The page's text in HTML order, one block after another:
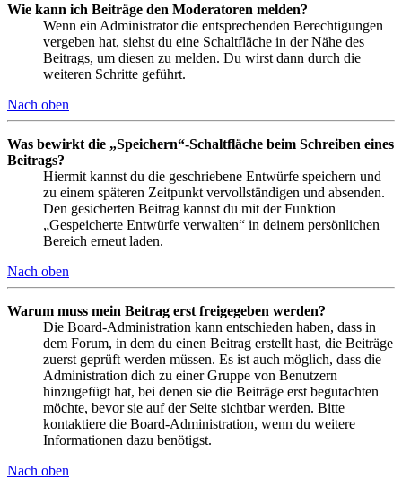
Wie kann ich Beiträge den Moderatoren melden?
Wenn ein Administrator die entsprechenden Berechtigungen
vergeben hat, siehst du eine Schaltfläche in der Nähe des
Beitrags, um diesen zu melden. Du wirst dann durch die
weiteren Schritte geführt.
Nach oben
Was bewirkt die „Speichern“-Schaltfläche beim Schreiben eines
Beitrags?
Hiermit kannst du die geschriebene Entwürfe speichern und
zu einem späteren Zeitpunkt vervollständigen und absenden.
Den gesicherten Beitrag kannst du mit der Funktion
„Gespeicherte Entwürfe verwalten“ in deinem persönlichen
Bereich erneut laden.
Nach oben
Warum muss mein Beitrag erst freigegeben werden?
Die Board-Administration kann entschieden haben, dass in
dem Forum, in dem du einen Beitrag erstellt hast, die Beiträge
zuerst geprüft werden müssen. Es ist auch möglich, dass die
Administration dich zu einer Gruppe von Benutzern
hinzugefügt hat, bei denen sie die Beiträge erst begutachten
möchte, bevor sie auf der Seite sichtbar werden. Bitte
kontaktiere die Board-Administration, wenn du weitere
Informationen dazu benötigst.
Nach oben